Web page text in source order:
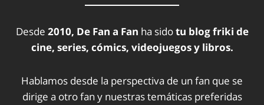
Desde 2010, De Fan a Fan ha sidotu blog friki de
cine, series, cómics, videojuegos y libros.
Hablamos desde la perspectiva de un fan que se
dirige a otro fan y nuestras temáticas preferidas